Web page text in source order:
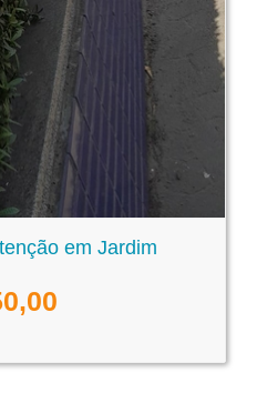
em Jardim